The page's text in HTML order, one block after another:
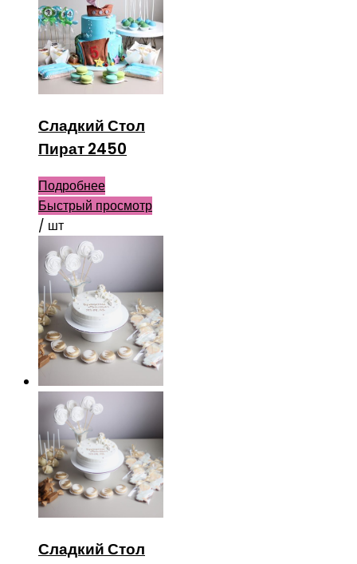
Сладкий Стол
Пират 2450
Подробнее
Быстрый просмотр
/ шт
Сладкий Стол